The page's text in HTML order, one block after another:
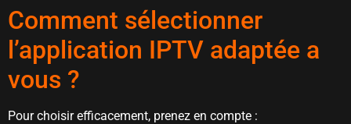
Comment sélectionner
l’application IPTV adaptée a
vous ?
Pour choisir efficacement, prenez en compte :